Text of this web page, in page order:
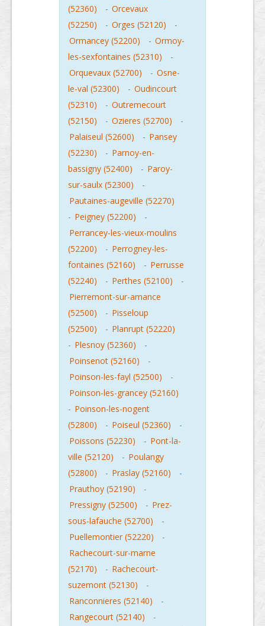
(52360)
- Orcevaux
(52250)
- Orges (52120)
-
Ormancey (52200)
- Ormoy-
les-sexfontaines (52310)
-
Orquevaux (52700)
- Osne-
le-val (52300)
- Oudincourt
(52310)
- Outremecourt
(52150)
- Ozieres (52700)
-
Palaiseul (52600)
- Pansey
(52230)
- Parnoy-en-
bassigny (52400)
- Paroy-
sur-saulx (52300)
-
Pautaines-augeville (52270)
- Peigney (52200)
-
Perrancey-les-vieux-moulins
(52200)
- Perrogney-les-
fontaines (52160)
- Perrusse
(52240)
- Perthes (52100)
-
Pierremont-sur-amance
(52500)
- Pisseloup
(52500)
- Planrupt (52220)
- Plesnoy (52360)
-
Poinsenot (52160)
-
Poinson-les-fayl (52500)
-
Poinson-les-grancey (52160)
- Poinson-les-nogent
(52800)
- Poiseul (52360)
-
Poissons (52230)
- Pont-la-
ville (52120)
- Poulangy
(52800)
- Praslay (52160)
-
Prauthoy (52190)
-
Pressigny (52500)
- Prez-
sous-lafauche (52700)
-
Puellemontier (52220)
-
Rachecourt-sur-marne
(52170)
- Rachecourt-
suzemont (52130)
-
Ranconnieres (52140)
-
Rangecourt (52140)
-